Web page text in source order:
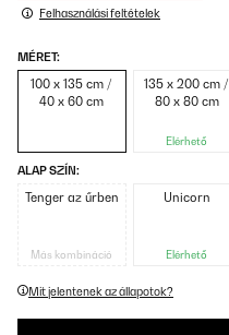
Felhasználási feltételek
MÉRET:
100 x 135 cm /
40 x 60 cm
135 x 200 cm /
80 x 80 cm
Elérhető
ALAP SZÍN:
Tenger az űrben
Más kombináció
Unicorn
Elérhető
Mit jelentenek az állapotok?